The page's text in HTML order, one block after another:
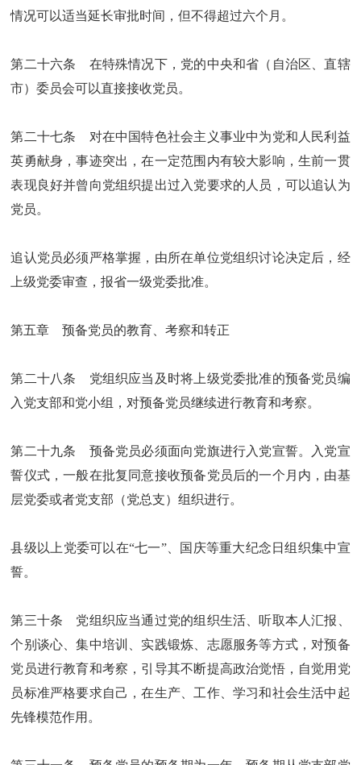
情况可以适当延长审批时间，但不得超过六个月。
第二十六条 在特殊情况下，党的中央和省（自治区、直辖
市）委员会可以直接接收党员。
第二十七条 对在中国特色社会主义事业中为党和人民利益
英勇献身，事迹突出，在一定范围内有较大影响，生前一贯
表现良好并曾向党组织提出过入党要求的人员，可以追认为
党员。
追认党员必须严格掌握，由所在单位党组织讨论决定后，经
上级党委审查，报省一级党委批准。
第五章 预备党员的教育、考察和转正
第二十八条 党组织应当及时将上级党委批准的预备党员编
入党支部和党小组，对预备党员继续进行教育和考察。
第二十九条 预备党员必须面向党旗进行入党宣誓。入党宣
誓仪式，一般在批复同意接收预备党员后的一个月内，由基
层党委或者党支部（党总支）组织进行。
县级以上党委可以在“七一”、国庆等重大纪念日组织集中宣
誓。
第三十条 党组织应当通过党的组织生活、听取本人汇报、
个别谈心、集中培训、实践锻炼、志愿服务等方式，对预备
党员进行教育和考察，引导其不断提高政治觉悟，自觉用党
员标准严格要求自己，在生产、工作、学习和社会生活中起
先锋模范作用。